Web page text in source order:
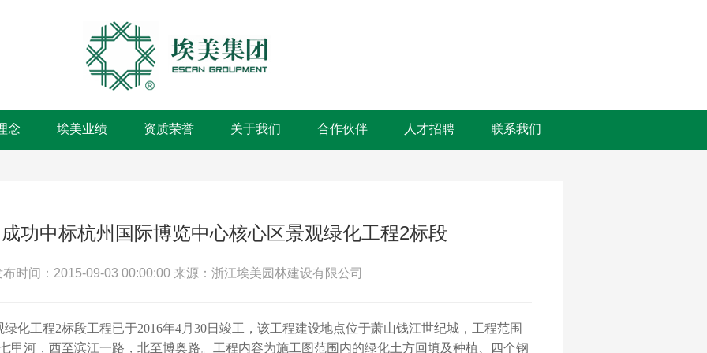
念 埃美业绩 资质荣誉 关于我们 合作伙伴 人才招聘 联系我们
功中标杭州国际博览中心核心区景观绿化工程2标段
布时间：2015-09-03 00:00:00 来源：浙江埃美园林建设有限公司
化工程2标段工程已于2016年4月30日竣工，该工程建设地点位于萧山钱江世纪城，工程范围
甲河，西至滨江一路，北至博奥路。工程内容为施工图范围内的绿化土方回填及种植、四个钢